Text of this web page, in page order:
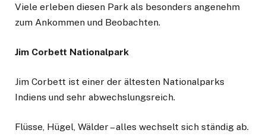
Viele erleben diesen Park als besonders angenehm
zum Ankommen und Beobachten.
Jim Corbett Nationalpark
Jim Corbett ist einer der ältesten Nationalparks
Indiens und sehr abwechslungsreich.
Flüsse, Hügel, Wälder – alles wechselt sich ständig ab.